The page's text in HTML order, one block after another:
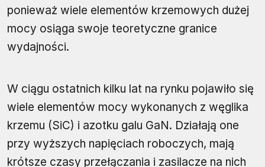
ponieważ wiele elementów krzemowych dużej
mocy osiąga swoje teoretyczne granice
wydajności.
W ciągu ostatnich kilku lat na rynku pojawiło się
wiele elementów mocy wykonanych z węglika
krzemu (SiC) i azotku galu GaN. Działają one
przy wyższych napięciach roboczych, mają
krótsze czasy przełączania i zasilacze na nich